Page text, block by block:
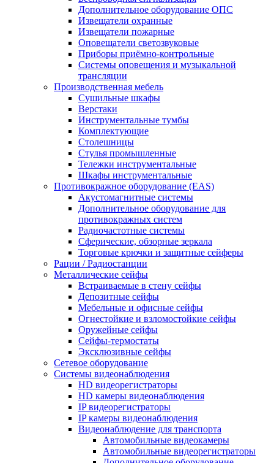
Дополнительное оборудование ОПС
Извещатели охранные
Извещатели пожарные
Оповещатели светозвуковые
Приборы приёмно-контрольные
Системы оповещения и музыкальной
трансляции
Производственная мебель
Cушильные шкафы
Верстаки
Инструментальные тумбы
Комплектующие
Столешницы
Стулья промышленные
Тележки инструментальные
Шкафы инструментальные
Противокражное оборудование (EAS)
Акустомагнитные системы
Дополнительное оборудование для
противокражных систем
Радиочастотные системы
Сферические, обзорные зеркала
Торговые крючки и защитные сейферы
Рации / Радиостанции
Металлические сейфы
Встраиваемые в стену сейфы
Депозитные сейфы
Мебельные и офисные сейфы
Огнестойкие и взломостойкие сейфы
Оружейные сейфы
Сейфы-термостаты
Эксклюзивные сейфы
Сетевое оборудование
Системы видеонаблюдения
HD видеорегистраторы
HD камеры видеонаблюдения
IP видеорегистраторы
IP камеры видеонаблюдения
Видеонаблюдение для транспорта
Автомобильные видеокамеры
Автомобильные видеорегистраторы